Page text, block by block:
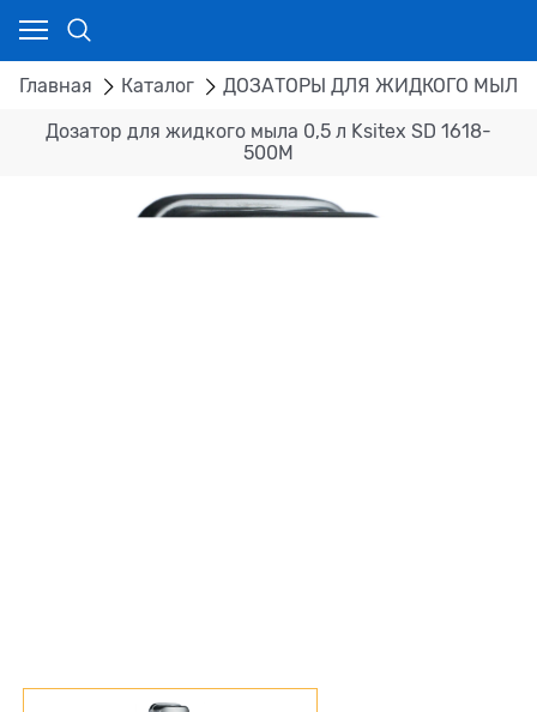
Главная Каталог ДОЗАТОРЫ ДЛЯ ЖИДКОГО МЫЛА
Дозатор для жидкого мыла 0,5 л Ksitex SD 1618-
500М